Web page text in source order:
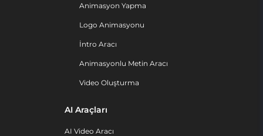
Animasyon Yapma
Logo Animasyonu
İntro Aracı
Animasyonlu Metin Aracı
Video Oluşturma
AI Araçları
AI Video Aracı